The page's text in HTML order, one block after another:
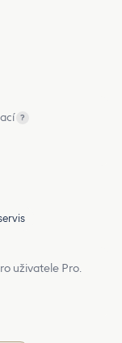
?
uživatele Pro.